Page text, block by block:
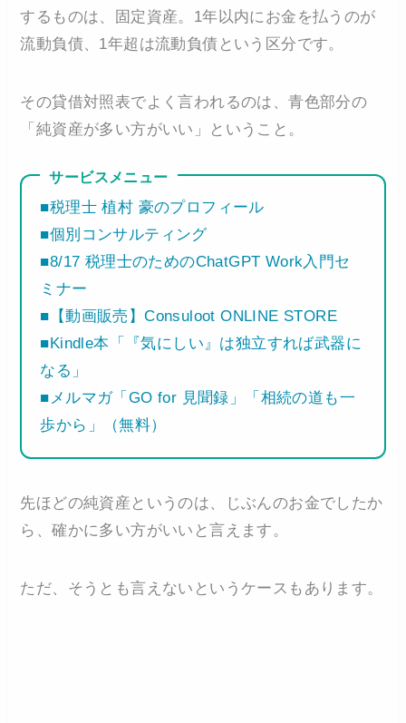
するものは、固定資産。1年以内にお金を払うのが
流動負債、1年超は流動負債という区分です。
その貸借対照表でよく言われるのは、青色部分の
「純資産が多い方がいい」ということ。
サービスメニュー
■税理士 植村 豪のプロフィール
■個別コンサルティング
■8/17 税理士のためのChatGPT Work入門セ
ミナー
■【動画販売】Consuloot ONLINE STORE
■Kindle本「『気にしい』は独立すれば武器に
なる」
■メルマガ「GO for 見聞録」「相続の道も一
歩から」（無料）
先ほどの純資産というのは、じぶんのお金でしたか
ら、確かに多い方がいいと言えます。
ただ、そうとも言えないというケースもあります。